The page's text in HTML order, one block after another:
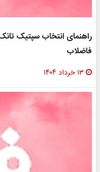
راهنمای انتخاب سپتیک
فاضلاب
۱۳ خرداد ۱۴۰۴